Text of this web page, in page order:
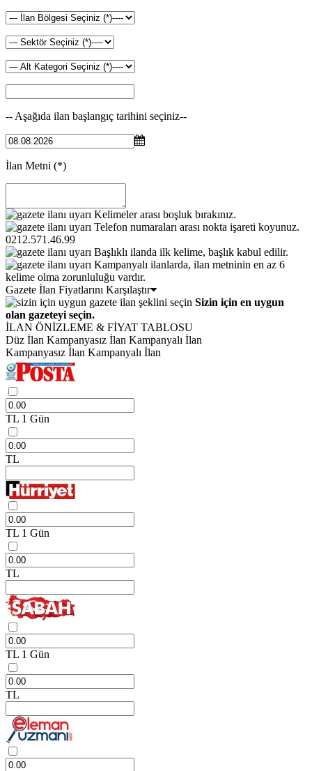
-- Aşağıda ilan başlangıç tarihini seçiniz--
İlan Metni (*)
Kelimeler arası boşluk bırakınız.
Telefon numaraları arası nokta işareti koyunuz.
0212.571.46.99
Başlıklı ilanda ilk kelime, başlık kabul edilir.
Kampanyalı ilanlarda, ilan metninin en az 6
kelime olma zorunluluğu vardır.
Gazete İlan Fiyatlarını Karşılaştır
Sizin için en uygun
olan gazeteyi seçin.
İLAN ÖNİZLEME & FİYAT TABLOSU
Düz İlan Kampanyasız İlan Kampanyalı İlan
Kampanyasız İlan Kampanyalı İlan
TL 1 Gün
TL
TL 1 Gün
TL
TL 1 Gün
TL